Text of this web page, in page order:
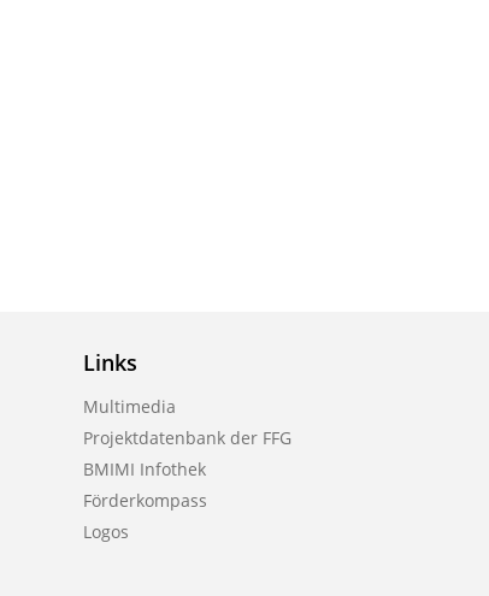
Links
Multimedia
Projektdatenbank der FFG
BMIMI Infothek
Förderkompass
Logos